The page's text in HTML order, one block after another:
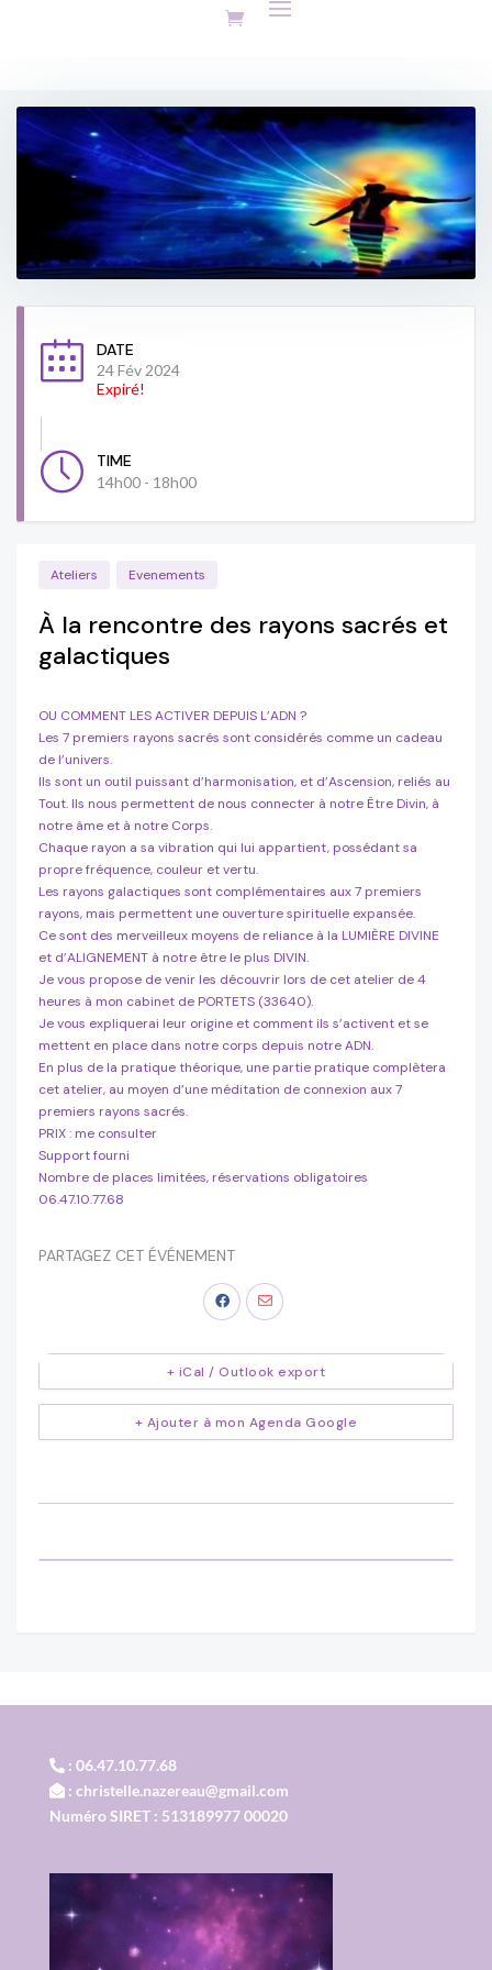
DATE
24 Fév 2024
Expiré!
TIME
14h00 - 18h00
Ateliers Evenements
À la rencontre des rayons sacrés et
galactiques
OU COMMENT LES ACTIVER DEPUIS L’ADN ?
Les 7 premiers rayons sacrés sont considérés comme un cadeau
de l’univers.
Ils sont un outil puissant d’harmonisation, et d’Ascension, reliés au
Tout. Ils nous permettent de nous connecter à notre Être Divin, à
notre âme et à notre Corps.
Chaque rayon a sa vibration qui lui appartient, possédant sa
propre fréquence, couleur et vertu.
Les rayons galactiques sont complémentaires aux 7 premiers
rayons, mais permettent une ouverture spirituelle expansée.
Ce sont des merveilleux moyens de reliance à la LUMIÈRE DIVINE
et d’ALIGNEMENT à notre être le plus DIVIN.
Je vous propose de venir les découvrir lors de cet atelier de 4
heures à mon cabinet de PORTETS (33640).
Je vous expliquerai leur origine et comment ils s’activent et se
mettent en place dans notre corps depuis notre ADN.
En plus de la pratique théorique, une partie pratique complètera
cet atelier, au moyen d’une méditation de connexion aux 7
premiers rayons sacrés.
PRIX : me consulter
Support fourni
Nombre de places limitées, réservations obligatoires
06.47.10.77.68
PARTAGEZ CET ÉVÉNEMENT
+ Ajouter à mon Agenda Google
+ iCal / Outlook export
: 06.47.10.77.68
: christelle.nazereau@gmail.com
Numéro SIRET : 513189977 00020